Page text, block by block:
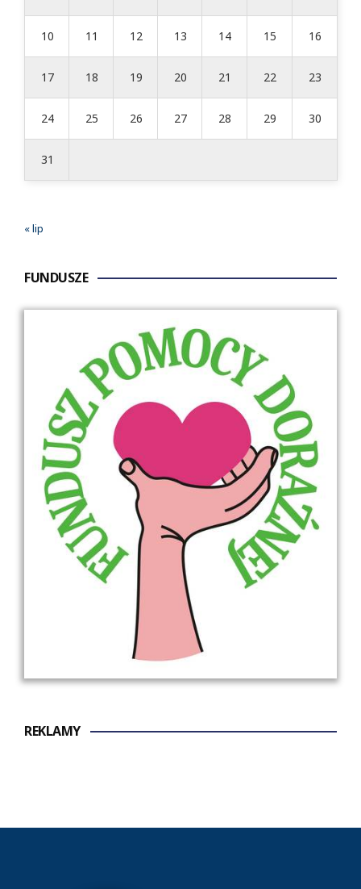
10 11 12 13 14 15 16
17 18 19 20 21 22 23
24 25 26 27 28 29 30
31
« lip
FUNDUSZE
REKLAMY